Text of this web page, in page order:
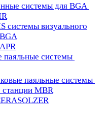
системы для BGA
системы визуального
паяльные системы
паяльные системы
MBR